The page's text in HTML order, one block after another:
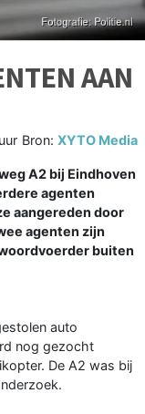
AAN
Bron: XYTO Media
A2 bij Eindhoven
agenten
aangereden door
agenten zijn
buiten
auto
nog gezocht
De A2 was bij